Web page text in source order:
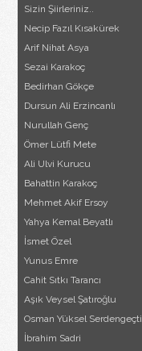
Sizin Şiirleriniz..
Necip Fazıl Kısakürek
Arif Nihat Asya
Sezai Karakoç
Bedirhan Gökçe
Dursun Ali Erzincanlı
Nurullah Genç
Ömer Lütfi Mete
Ali Ulvi Kurucu
Bahattin Karakoç
Mehmet Akif Ersoy
Yahya Kemal Beyatlı
İsmet Özel
Yunus Emre
Cahit Sıtkı Tarancı
Aşık Veysel Şatıroğlu
Osman Yüksel Serdengeçti
İbrahim Sadri